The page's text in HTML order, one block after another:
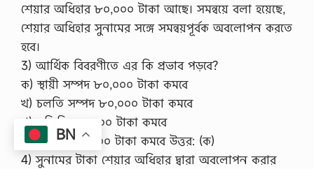
শেয়ার অধিহার ৮০,০০০ টাকা আছে। সমন্বয়ে বলা হয়েছে,
শেয়ার অধিহার সুনামের সঙ্গে সমন্বয়পূর্বক অবলোপন করতে
হবে।
3) আর্থিক বিবরণীতে এর কি প্রভাব পড়বে?
ক) স্থায়ী সম্পদ ৮০,০০০ টাকা কমবে
খ) চলতি সম্পদ ৮০,০০০ টাকা কমবে
গ) সঞ্চিতি ৮০,০০০ টাকা কমবে
ঘ) মুনাফা ৮০,০০০ টাকা কমবে উত্তর: (ক)
4) সুনামের টাকা শেয়ার অধিহার দ্বারা অবলোপন করার
BN